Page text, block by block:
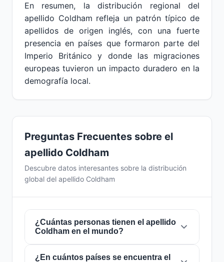
En resumen, la distribución regional del
apellido Coldham refleja un patrón típico de
apellidos de origen inglés, con una fuerte
presencia en países que formaron parte del
Imperio Británico y donde las migraciones
europeas tuvieron un impacto duradero en la
demografía local.
Preguntas Frecuentes sobre el
apellido Coldham
Descubre datos interesantes sobre la distribución
global del apellido Coldham
¿Cuántas personas tienen el apellido
Coldham en el mundo?
Actualmente hay aproximadamente594
¿En cuántos países se encuentra el